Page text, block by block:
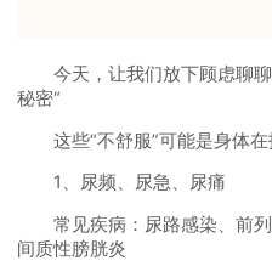
今天，让我们放下顾虑聊聊
秘密“
这些“不舒服”可能是身体在
1、尿频、尿急、尿痛
常见疾病：尿路感染、前列
间质性膀胱炎